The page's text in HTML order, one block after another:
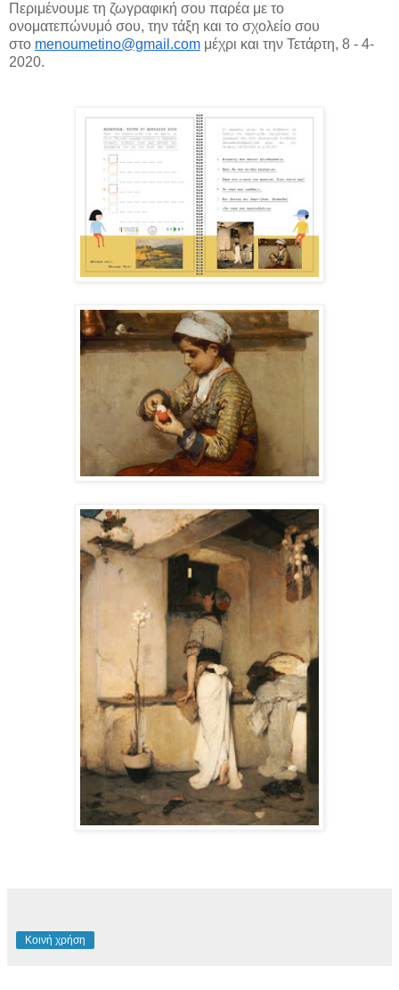
Περιμένουμε τη ζωγραφική σου παρέα με το
ονοματεπώνυμό σου, την τάξη και το σχολείο σου
στο menoumetino@gmail.com μέχρι και την Τετάρτη, 8 - 4-
2020.
Κοινή χρήση